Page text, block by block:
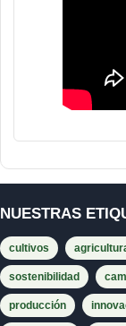
NUESTRAS
cultivos
sostenibilidad
producción